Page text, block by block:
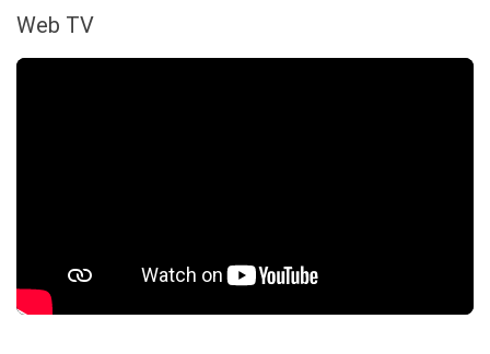
Web TV